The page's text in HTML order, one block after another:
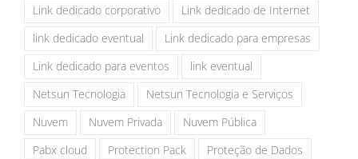
Link dedicado corporativo
Link dedicado de Internet
link dedicado eventual
Link dedicado para empresas
Link dedicado para eventos
link eventual
Netsun Tecnologia
Netsun Tecnologia e Serviços
Nuvem
Nuvem Privada
Nuvem Pública
Pabx cloud
Protection Pack
Proteção de Dados